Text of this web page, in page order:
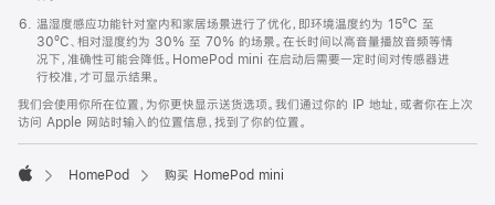
温湿度感应功能针对室内和家居场景进行了优化，即环境温度约为 15ºC 至
30ºC、相对湿度约为 30% 至 70% 的场景。在长时间以高音量播放音频等情
况下，准确性可能会降低。HomePod mini 在启动后需要一定时间对传感器进
行校准，才可显示结果。
我们会使用你所在位置，为你更快显示送货选项。我们通过你的 IP 地址，或者你在上次
访问 Apple 网站时输入的位置信息，找到了你的位置。
HomePod 购买 HomePod mini